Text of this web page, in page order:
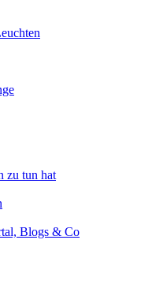
zu tun hat
Blogs & Co